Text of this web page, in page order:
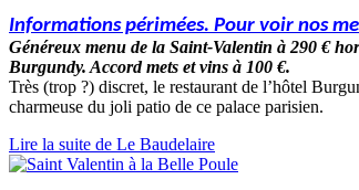
Informations périmées. Pour voir nos
Généreux menu de la Saint-Valentin à 290 €
Burgundy. Accord mets et vins à 100 €.
Très (trop ?) discret, le restaurant de l’hôtel
charmeuse du joli patio de ce palace parisien.
Lire la suite de Le Baudelaire